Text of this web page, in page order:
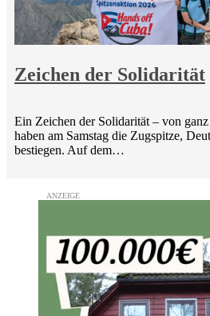
Zeichen der Solidarität
Ein Zeichen der Solidarität – von
haben am Samstag die Zugspitze,
bestiegen. Auf dem…